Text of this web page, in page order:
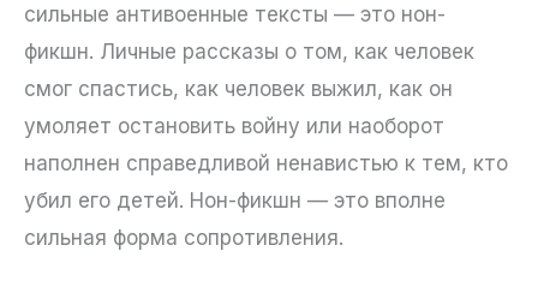
сильные антивоенные тексты — это нон-
фикшн. Личные рассказы о том, как человек
смог спастись, как человек выжил, как он
умоляет остановить войну или наоборот
наполнен справедливой ненавистью к тем, кто
убил его детей. Нон-фикшн — это вполне
сильная форма сопротивления.